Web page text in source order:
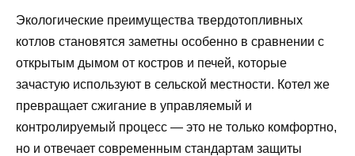
Экологические преимущества твердотопливных
котлов становятся заметны особенно в сравнении с
открытым дымом от костров и печей, которые
зачастую используют в сельской местности. Котел же
превращает сжигание в управляемый и
контролируемый процесс — это не только комфортно,
но и отвечает современным стандартам защиты